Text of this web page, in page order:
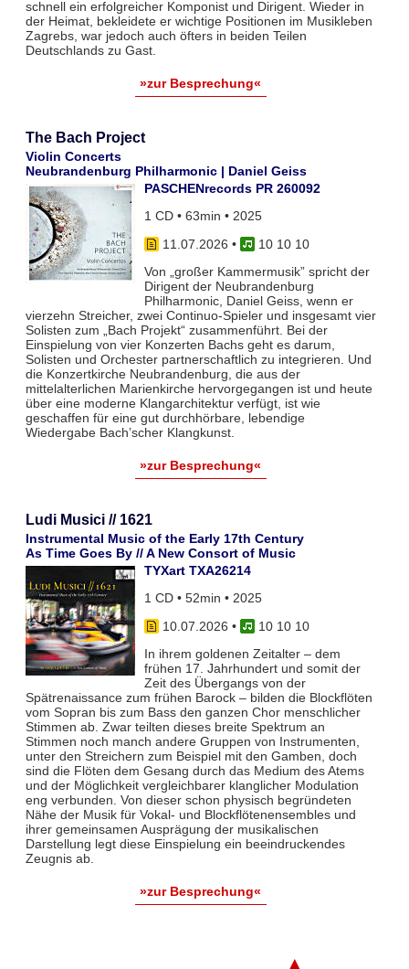
schnell ein erfolgreicher Komponist und Dirigent. Wieder in
der Heimat, bekleidete er wichtige Positionen im Musikleben
Zagrebs, war jedoch auch öfters in beiden Teilen
Deutschlands zu Gast.
»zur Besprechung«
The Bach Project
Violin Concerts
Neubrandenburg Philharmonic | Daniel Geiss
PASCHENrecords PR 260092
1 CD • 63min • 2025
11.07.2026 •
10 10 10
Von „großer Kammermusik” spricht der
Dirigent der Neubrandenburg
Philharmonic, Daniel Geiss, wenn er
vierzehn Streicher, zwei Continuo-Spieler und insgesamt vier
Solisten zum „Bach Projekt“ zusammenführt. Bei der
Einspielung von vier Konzerten Bachs geht es darum,
Solisten und Orchester partnerschaftlich zu integrieren. Und
die Konzertkirche Neubrandenburg, die aus der
mittelalterlichen Marienkirche hervorgegangen ist und heute
über eine moderne Klangarchitektur verfügt, ist wie
geschaffen für eine gut durchhörbare, lebendige
Wiedergabe Bach’scher Klangkunst.
»zur Besprechung«
Ludi Musici // 1621
Instrumental Music of the Early 17th Century
As Time Goes By // A New Consort of Music
TYXart TXA26214
1 CD • 52min • 2025
10.07.2026 •
10 10 10
In ihrem goldenen Zeitalter – dem
frühen 17. Jahrhundert und somit der
Zeit des Übergangs von der
Spätrenaissance zum frühen Barock – bilden die Blockflöten
vom Sopran bis zum Bass den ganzen Chor menschlicher
Stimmen ab. Zwar teil­ten dieses breite Spektrum an
Stimmen noch manch andere Gruppen von Instrumenten,
unter den Streichern zum Bei­spiel mit den Gamben, doch
sind die Flöten dem Gesang durch das Medium des Atems
und der Möglichkeit vergleich­barer klanglicher Modulation
eng verbunden. Von dieser schon physisch begründeten
Nähe der Musik für Vokal- und Blockflö­tenensembles und
ihrer gemeinsamen Ausprägung der musikalischen
Darstellung legt diese Einspielung ein beeindruckendes
Zeugnis ab.
»zur Besprechung«